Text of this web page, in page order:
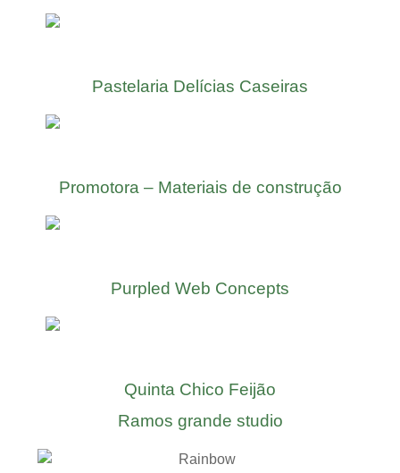
Pastelaria Delícias Caseiras
Promotora – Materiais de construção
Purpled Web Concepts
Quinta Chico Feijão
Ramos grande studio